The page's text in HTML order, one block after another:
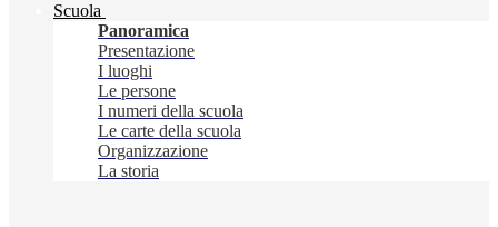
Scuola
Panoramica
Presentazione
I luoghi
Le persone
I numeri della scuola
Le carte della scuola
Organizzazione
La storia